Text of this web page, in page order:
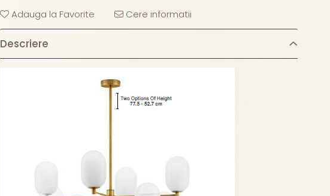
Adauga la Favorite Cere informatii
Descriere